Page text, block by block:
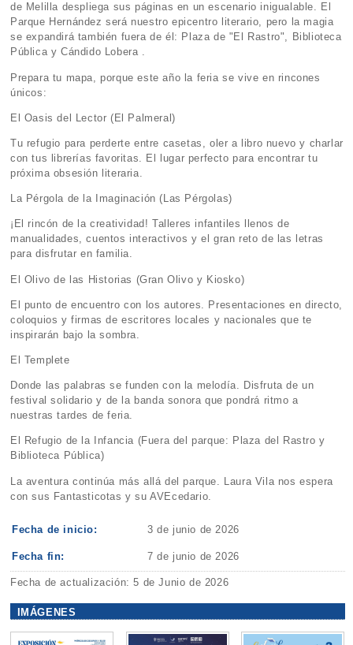
de Melilla despliega sus páginas en un escenario inigualable. El
Parque Hernández será nuestro epicentro literario, pero la magia
se expandirá también fuera de él: Plaza de "El Rastro", Biblioteca
Pública y Cándido Lobera .
Prepara tu mapa, porque este año la feria se vive en rincones
únicos:
El Oasis del Lector (El Palmeral)
Tu refugio para perderte entre casetas, oler a libro nuevo y charlar
con tus librerías favoritas. El lugar perfecto para encontrar tu
próxima obsesión literaria.
La Pérgola de la Imaginación (Las Pérgolas)
¡El rincón de la creatividad! Talleres infantiles llenos de
manualidades, cuentos interactivos y el gran reto de las letras
para disfrutar en familia.
El Olivo de las Historias (Gran Olivo y Kiosko)
El punto de encuentro con los autores. Presentaciones en directo,
coloquios y firmas de escritores locales y nacionales que te
inspirarán bajo la sombra.
El Templete
Donde las palabras se funden con la melodía. Disfruta de un
festival solidario y de la banda sonora que pondrá ritmo a
nuestras tardes de feria.
El Refugio de la Infancia (Fuera del parque: Plaza del Rastro y
Biblioteca Pública)
La aventura continúa más allá del parque. Laura Vila nos espera
con sus Fantasticotas y su AVEcedario.
Fecha de inicio: 3 de junio de 2026
Fecha fin: 7 de junio de 2026
Fecha de actualización: 5 de Junio de 2026
IMÁGENES